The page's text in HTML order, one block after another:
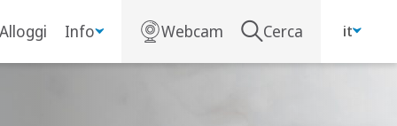
Alloggi Info Webcam Cerca it